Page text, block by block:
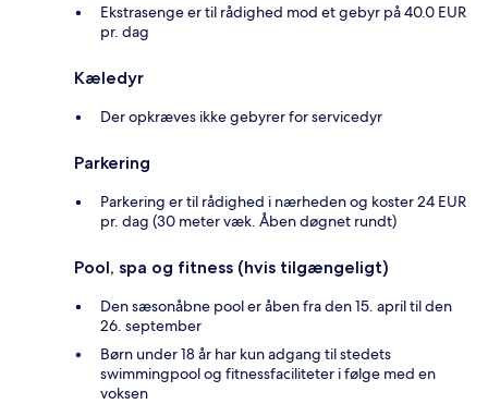
Ekstrasenge er til rådighed mod et gebyr på 40.0 EUR
pr. dag
Kæledyr
Der opkræves ikke gebyrer for servicedyr
Parkering
Parkering er til rådighed i nærheden og koster 24 EUR
pr. dag (30 meter væk. Åben døgnet rundt)
Pool, spa og fitness (hvis tilgængeligt)
Den sæsonåbne pool er åben fra den 15. april til den
26. september
Børn under 18 år har kun adgang til stedets
swimmingpool og fitnessfaciliteter i følge med en
voksen